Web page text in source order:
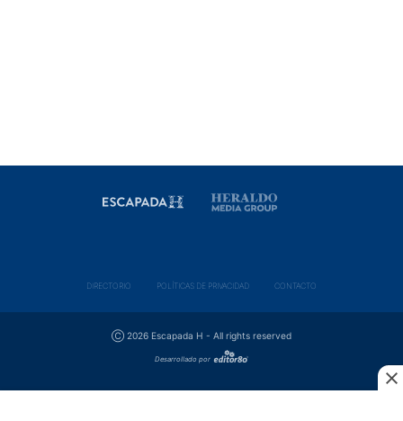
DIRECTORIO POLÍ­TICAS DE PRIVACIDAD CONTACTO
Ⓒ 2026 Escapada H - All rights reserved
Desarrollado por